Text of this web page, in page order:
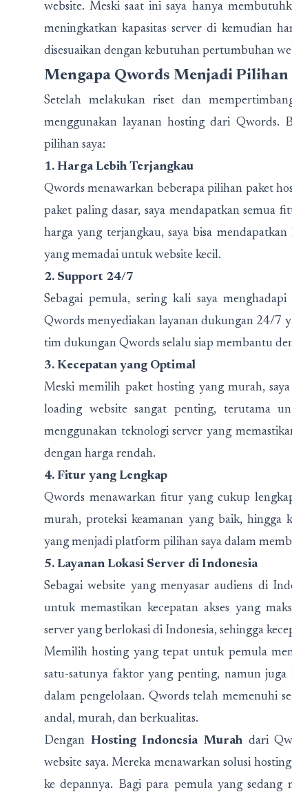
website. Meski saat ini saya hanya
meningkatkan kapasitas server di kemudian
disesuaikan dengan kebutuhan pertumbuhan
Mengapa Qwords Menjadi Pilihan
Setelah melakukan riset dan
menggunakan layanan hosting dari Qwords.
pilihan saya:
1. Harga Lebih Terjangkau
Qwords menawarkan beberapa pilihan paket
paket paling dasar, saya mendapatkan semua
harga yang terjangkau, saya bisa
yang memadai untuk website kecil.
2. Support 24/7
Sebagai pemula, sering kali saya
Qwords menyediakan layanan dukungan 24/7
tim dukungan Qwords selalu siap membantu
3. Kecepatan yang Optimal
Meski memilih paket hosting yang murah,
loading website sangat penting, terutama
menggunakan teknologi server yang
dengan harga rendah.
4. Fitur yang Lengkap
Qwords menawarkan fitur yang cukup
murah, proteksi keamanan yang baik, hingga
yang menjadi platform pilihan saya dalam
5. Layanan Lokasi Server di Indonesia
Sebagai website yang menyasar audiens di
untuk memastikan kecepatan akses yang
server yang berlokasi di Indonesia, sehingga
Memilih hosting yang tepat untuk pemula
satu-satunya faktor yang penting, namun juga
dalam pengelolaan. Qwords telah memenuhi
andal, murah, dan berkualitas.
Dengan Hosting Indonesia Murah dari
website saya. Mereka menawarkan solusi
ke depannya. Bagi para pemula yang